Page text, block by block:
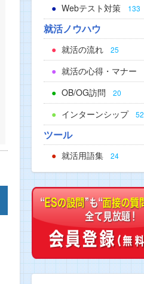
Webテスト対策 133
就活ノウハウ
就活の流れ 25
就活の心得・マナー
OB/OG訪問 20
インターンシップ 52
ツール
就活用語集 24